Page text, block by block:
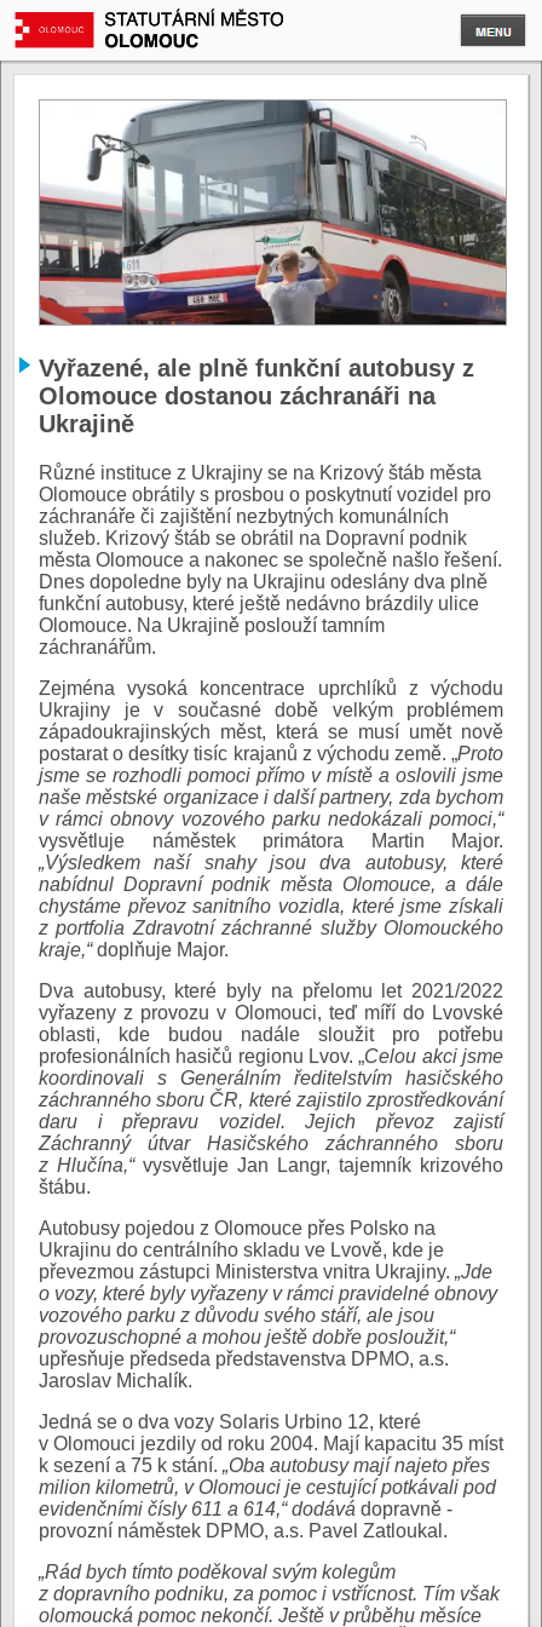
Vyřazené, ale plně funkční autobusy z
Olomouce dostanou záchranáři na
Ukrajině
Různé instituce z Ukrajiny se na Krizový štáb města
Olomouce obrátily s prosbou o poskytnutí vozidel pro
záchranáře či zajištění nezbytných komunálních
služeb. Krizový štáb se obrátil na Dopravní podnik
města Olomouce a nakonec se společně našlo řešení.
Dnes dopoledne byly na Ukrajinu odeslány dva plně
funkční autobusy, které ještě nedávno brázdily ulice
Olomouce. Na Ukrajině poslouží tamním
záchranářům.
Zejména vysoká koncentrace uprchlíků z východu
Ukrajiny je v současné době velkým problémem
západoukrajinských měst, která se musí umět nově
postarat o desítky tisíc krajanů z východu země. „Proto
jsme se rozhodli pomoci přímo v místě a oslovili jsme
naše městské organizace i další partnery, zda bychom
v rámci obnovy vozového parku nedokázali pomoci,“
vysvětluje náměstek primátora Martin Major.
„Výsledkem naší snahy jsou dva autobusy, které
nabídnul Dopravní podnik města Olomouce, a dále
chystáme převoz sanitního vozidla, které jsme získali
z portfolia Zdravotní záchranné služby Olomouckého
kraje,“doplňuje Major.
Dva autobusy, které byly na přelomu let 2021/2022
vyřazeny z provozu v Olomouci, teď míří do Lvovské
oblasti, kde budou nadále sloužit pro potřebu
profesionálních hasičů regionu Lvov. „Celou akci jsme
koordinovali s Generálním ředitelstvím hasičského
záchranného sboru ČR, které zajistilo zprostředkování
daru i přepravu vozidel. Jejich převoz zajistí
Záchranný útvar Hasičského záchranného sboru
z Hlučína,“ vysvětluje Jan Langr, tajemník krizového
štábu.
Autobusy pojedou z Olomouce přes Polsko na
Ukrajinu do centrálního skladu ve Lvově, kde je
převezmou zástupci Ministerstva vnitra Ukrajiny. „Jde
o vozy, které byly vyřazeny v rámci pravidelné obnovy
vozového parku z důvodu svého stáří, ale jsou
provozuschopné a mohou ještě dobře posloužit,“
upřesňuje předseda představenstva DPMO, a.s.
Jaroslav Michalík.
Jedná se o dva vozy Solaris Urbino 12, které
v Olomouci jezdily od roku 2004. Mají kapacitu 35 míst
k sezení a 75 k stání. „Oba autobusy mají najeto přes
milion kilometrů, v Olomouci je cestující potkávali pod
evidenčními čísly 611 a 614,“ dodává dopravně -
provozní náměstek DPMO, a.s. Pavel Zatloukal.
„Rád bych tímto poděkoval svým kolegům
z dopravního podniku, za pomoc i vstřícnost. Tím však
olomoucká pomoc nekončí. Ještě v průběhu měsíce